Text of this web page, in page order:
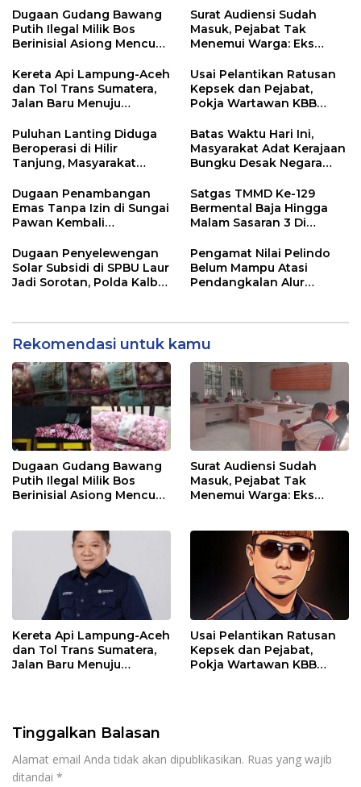
Dugaan Gudang Bawang
Putih Ilegal Milik Bos
Berinisial Asiong Mencuat,
Didesak Bertindak
Surat Audiensi Sudah
Masuk, Pejabat Tak
Menemui Warga: Eks
Pelayanan Dinas
Transmigrasi Luwu Timur
Kereta Api Lampung-Aceh
dan Tol Trans Sumatera,
Jalan Baru Menuju
Usai Pelantikan Ratusan
Kepsek dan Pejabat,
Pokja Wartawan KBB
Profesionalisme
Puluhan Lanting Diduga
Beroperasi di Hilir
Tanjung, Masyarakat
Batas Waktu Hari Ini,
Masyarakat Adat Kerajaan
Bungku Desak Negara
Seba-Seba
Dugaan Penambangan
Emas Tanpa Izin di Sungai
Pawan Kembali
Aparat Dipertanyakan
Satgas TMMD Ke-129
Bermental Baja Hingga
Malam Sasaran 3 Di
Dugaan Penyelewengan
Solar Subsidi di SPBU Laur
Jadi Sorotan, Polda Kalbar
Pengamat Nilai Pelindo
Belum Mampu Atasi
Pendangkalan Alur
Rekomendasi untuk kamu
Dugaan Gudang Bawang
Putih Ilegal Milik Bos
Berinisial Asiong Mencuat,
Surat Audiensi Sudah
Masuk, Pejabat Tak
Menemui Warga: Eks
Transmigrasi Luwu Timur
Kereta Api Lampung-Aceh
dan Tol Trans Sumatera,
Jalan Baru Menuju
Usai Pelantikan Ratusan
Kepsek dan Pejabat,
Pokja Wartawan KBB
Tinggalkan Balasan
Alamat email Anda tidak akan dipublikasikan. Ruas yang wajib
ditandai *